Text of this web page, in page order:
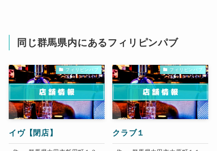
同じ群馬県内にあるフィリピンパブ
フィリピンパブ
イヴ【閉店】
フィリピンパブ
クラブ１